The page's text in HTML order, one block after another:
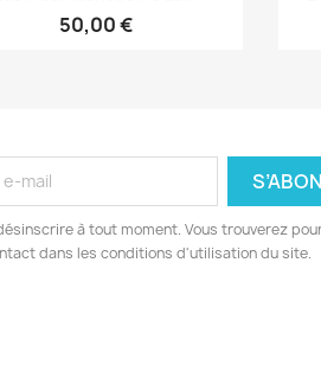
50,00 €
à tout moment. Vous trouverez
dans les conditions d'utilisation du site.